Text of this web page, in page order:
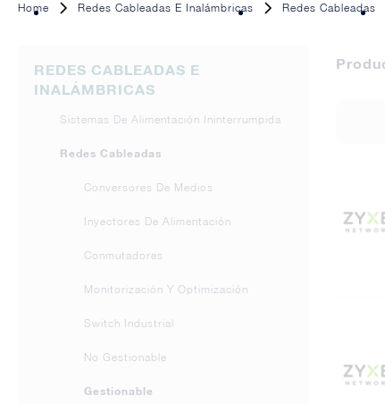
Home Redes Cableadas E Inalámbricas Redes Cableadas
REDES CABLEADAS E
INALÁMBRICAS
Sistemas De Alimentación Ininterrumpida
Redes Cableadas
Conversores De Medios
Inyectores De Alimentación
Conmutadores
Monitorización Y Optimización
Switch Industrial
No Gestionable
Gestionable